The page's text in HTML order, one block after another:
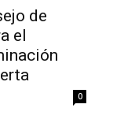
de
el
0